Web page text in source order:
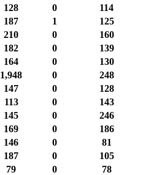
128 0
114
187 1
125
210 0
160
182 0
139
164 0
130
1,948 0
248
147 0
128
113 0
143
145 0
246
169 0
186
146 0
81
187 0
105
79 0
78